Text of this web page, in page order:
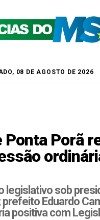
08 DE AGOSTO DE 2026
Ponta Porã
legislativo sob
Eduardo
positiva com